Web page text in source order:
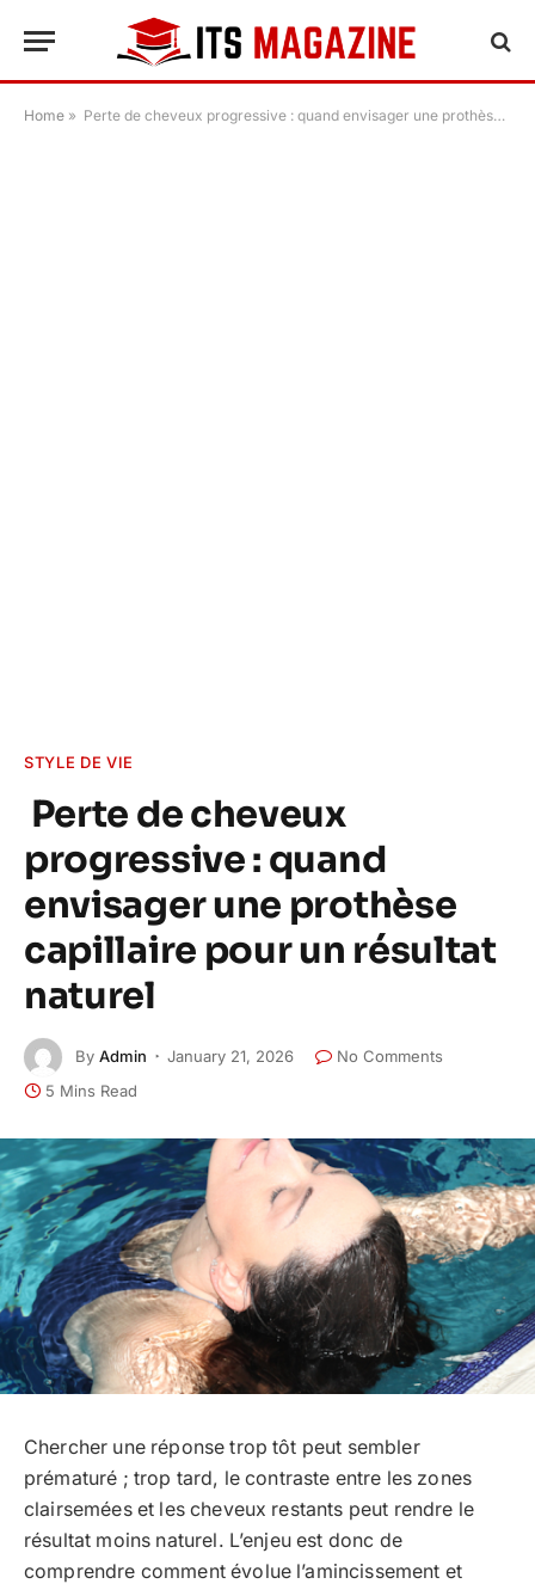
Home » Perte de cheveux progressive : quand envisager une prothèse capillaire pour un résultat naturel
STYLE DE VIE
Perte de cheveux
progressive : quand
envisager une prothèse
capillaire pour un résultat
naturel
By Admin January 21, 2026
No Comments
5 Mins Read
Chercher une réponse trop tôt peut sembler
prématuré ; trop tard, le contraste entre les zones
clairsemées et les cheveux restants peut rendre le
résultat moins naturel. L’enjeu est donc de
comprendre comment évolue l’amincissement et